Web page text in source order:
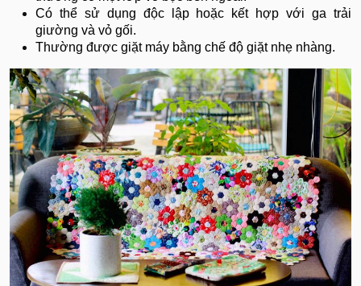
Có thể sử dụng độc lập hoặc kết hợp với ga trải
giường và vỏ gối.
Thường được giặt máy bằng chế độ giặt nhẹ nhàng.